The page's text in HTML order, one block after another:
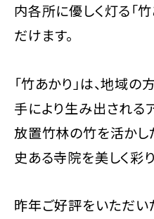
内各所に優しく灯る「
だけます。
「竹あかり」は、地域
手により生み出される
放置竹林の竹を活かし
史ある寺院を美しく彩り
昨年ご好評をいただい